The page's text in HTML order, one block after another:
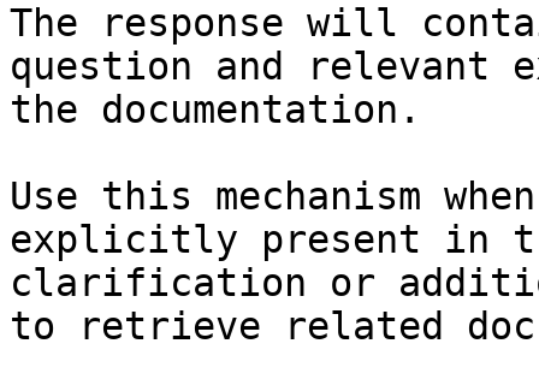
The response will
question and relevant
the documentation.
Use this mechanism
explicitly present in
clarification or